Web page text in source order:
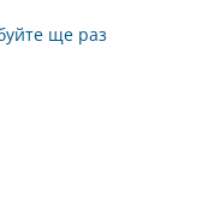
ще раз